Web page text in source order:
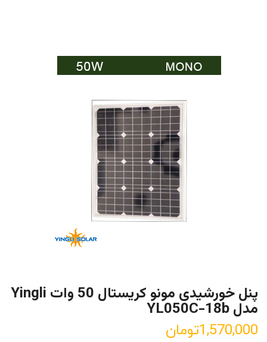
پنل خورشیدی مونو کریستال 50 وات Yingli
مدل YL050C-18b
1,570,000تومان